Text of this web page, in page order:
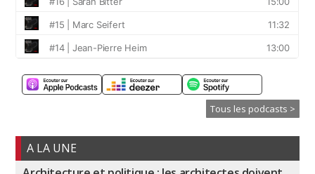
Tous les podcasts >
A LA UNE